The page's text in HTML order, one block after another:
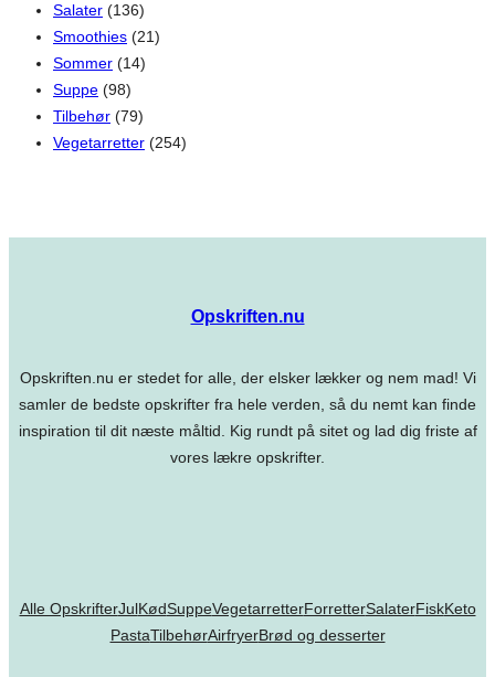
Salater (136)
Smoothies (21)
Sommer (14)
Suppe (98)
Tilbehør (79)
Vegetarretter (254)
Opskriften.nu
Opskriften.nu er stedet for alle, der elsker lækker og nem mad! Vi
samler de bedste opskrifter fra hele verden, så du nemt kan finde
inspiration til dit næste måltid. Kig rundt på sitet og lad dig friste af
vores lækre opskrifter.
Alle OpskrifterJulKødSuppeVegetarretterForretterSalaterFiskKeto
PastaTilbehørAirfryerBrød og desserter